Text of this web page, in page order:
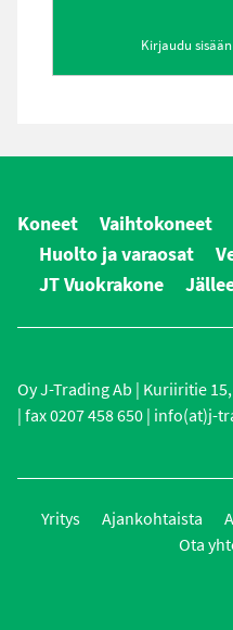
Kirjaudu
Koneet Vaihtokoneet
Huolto ja varaosat
JT Vuokrakone
Oy J-Trading Ab | Kuriiritie
| fax 0207 458 650 | info(at)j-
Yritys Ajankohtaista
Ota